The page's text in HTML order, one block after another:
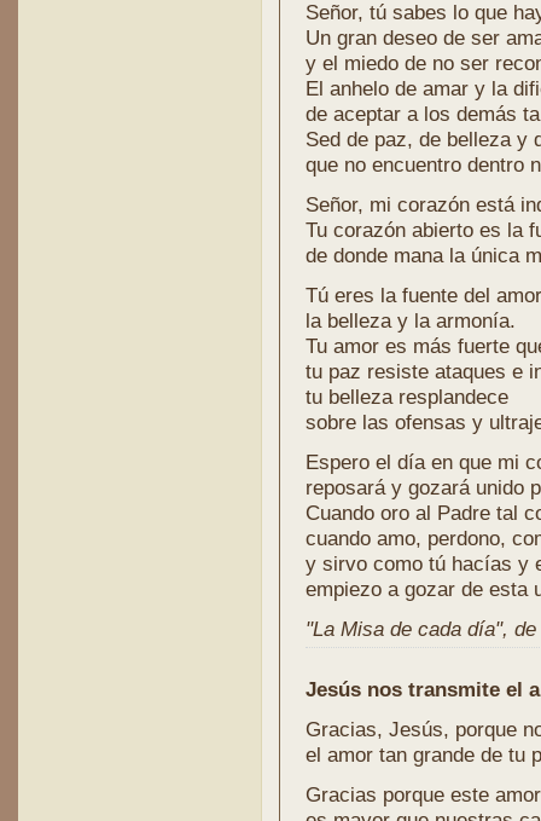
Señor, tú sabes lo que
Un gran deseo de ser
y el miedo de no ser
El anhelo de amar y la
de aceptar a los demás
Sed de paz, de belleza y
que no encuentro dentro
Señor, mi corazón está
Tu corazón abierto es la
de donde mana la única
Tú eres la fuente del
la belleza y la armonía.
Tu amor es más fuerte
tu paz resiste ataques e
tu belleza resplandece
sobre las ofensas y
Espero el día en que mi
reposará y gozará unido
Cuando oro al Padre tal
cuando amo, perdono,
y sirvo como tú hacías y
empiezo a gozar de esta
"La Misa de cada día",
Jesús nos transmite el
Gracias, Jesús, porque
el amor tan grande de tu
Gracias porque este amor